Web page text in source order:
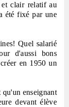
et clair relatif au
été fixé par une
Quel salarié
d'aussi bons
en 1950 un
enseignant
devant élève